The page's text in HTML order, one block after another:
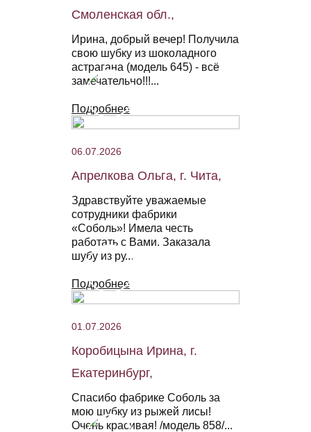
Смоленская обл.,
Ирина, добрый вечер! Получила
свою шубку из шоколадного
астрагана (модель 645) - всё
замечательно!!!...
Подробнее
06.07.2026
Апрелкова Ольга, г. Чита,
Здравствуйте уважаемые
сотрудники фабрики
«Соболь»! Имела честь
работать с Вами. Заказала
шубу из ру...
Подробнее
01.07.2026
Коробицына Ирина, г.
Екатеринбург,
Спасибо фабрике Соболь за
мою шубку из рыжей лисы!
Очень красивая! /модель 858/...